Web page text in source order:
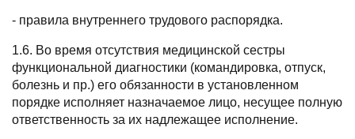
- правила внутреннего трудового распорядка.
1.6. Во время отсутствия медицинской сестры
функциональной диагностики (командировка, отпуск,
болезнь и пр.) его обязанности в установленном
порядке исполняет назначаемое лицо, несущее полную
ответственность за их надлежащее исполнение.